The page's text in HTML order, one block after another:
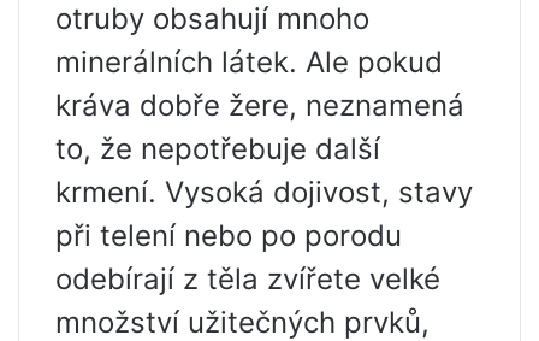
otruby obsahují mnoho
minerálních látek. Ale pokud
kráva dobře žere, neznamená
to, že nepotřebuje další
krmení. Vysoká dojivost, stavy
při telení nebo po porodu
odebírají z těla zvířete velké
množství užitečných prvků,